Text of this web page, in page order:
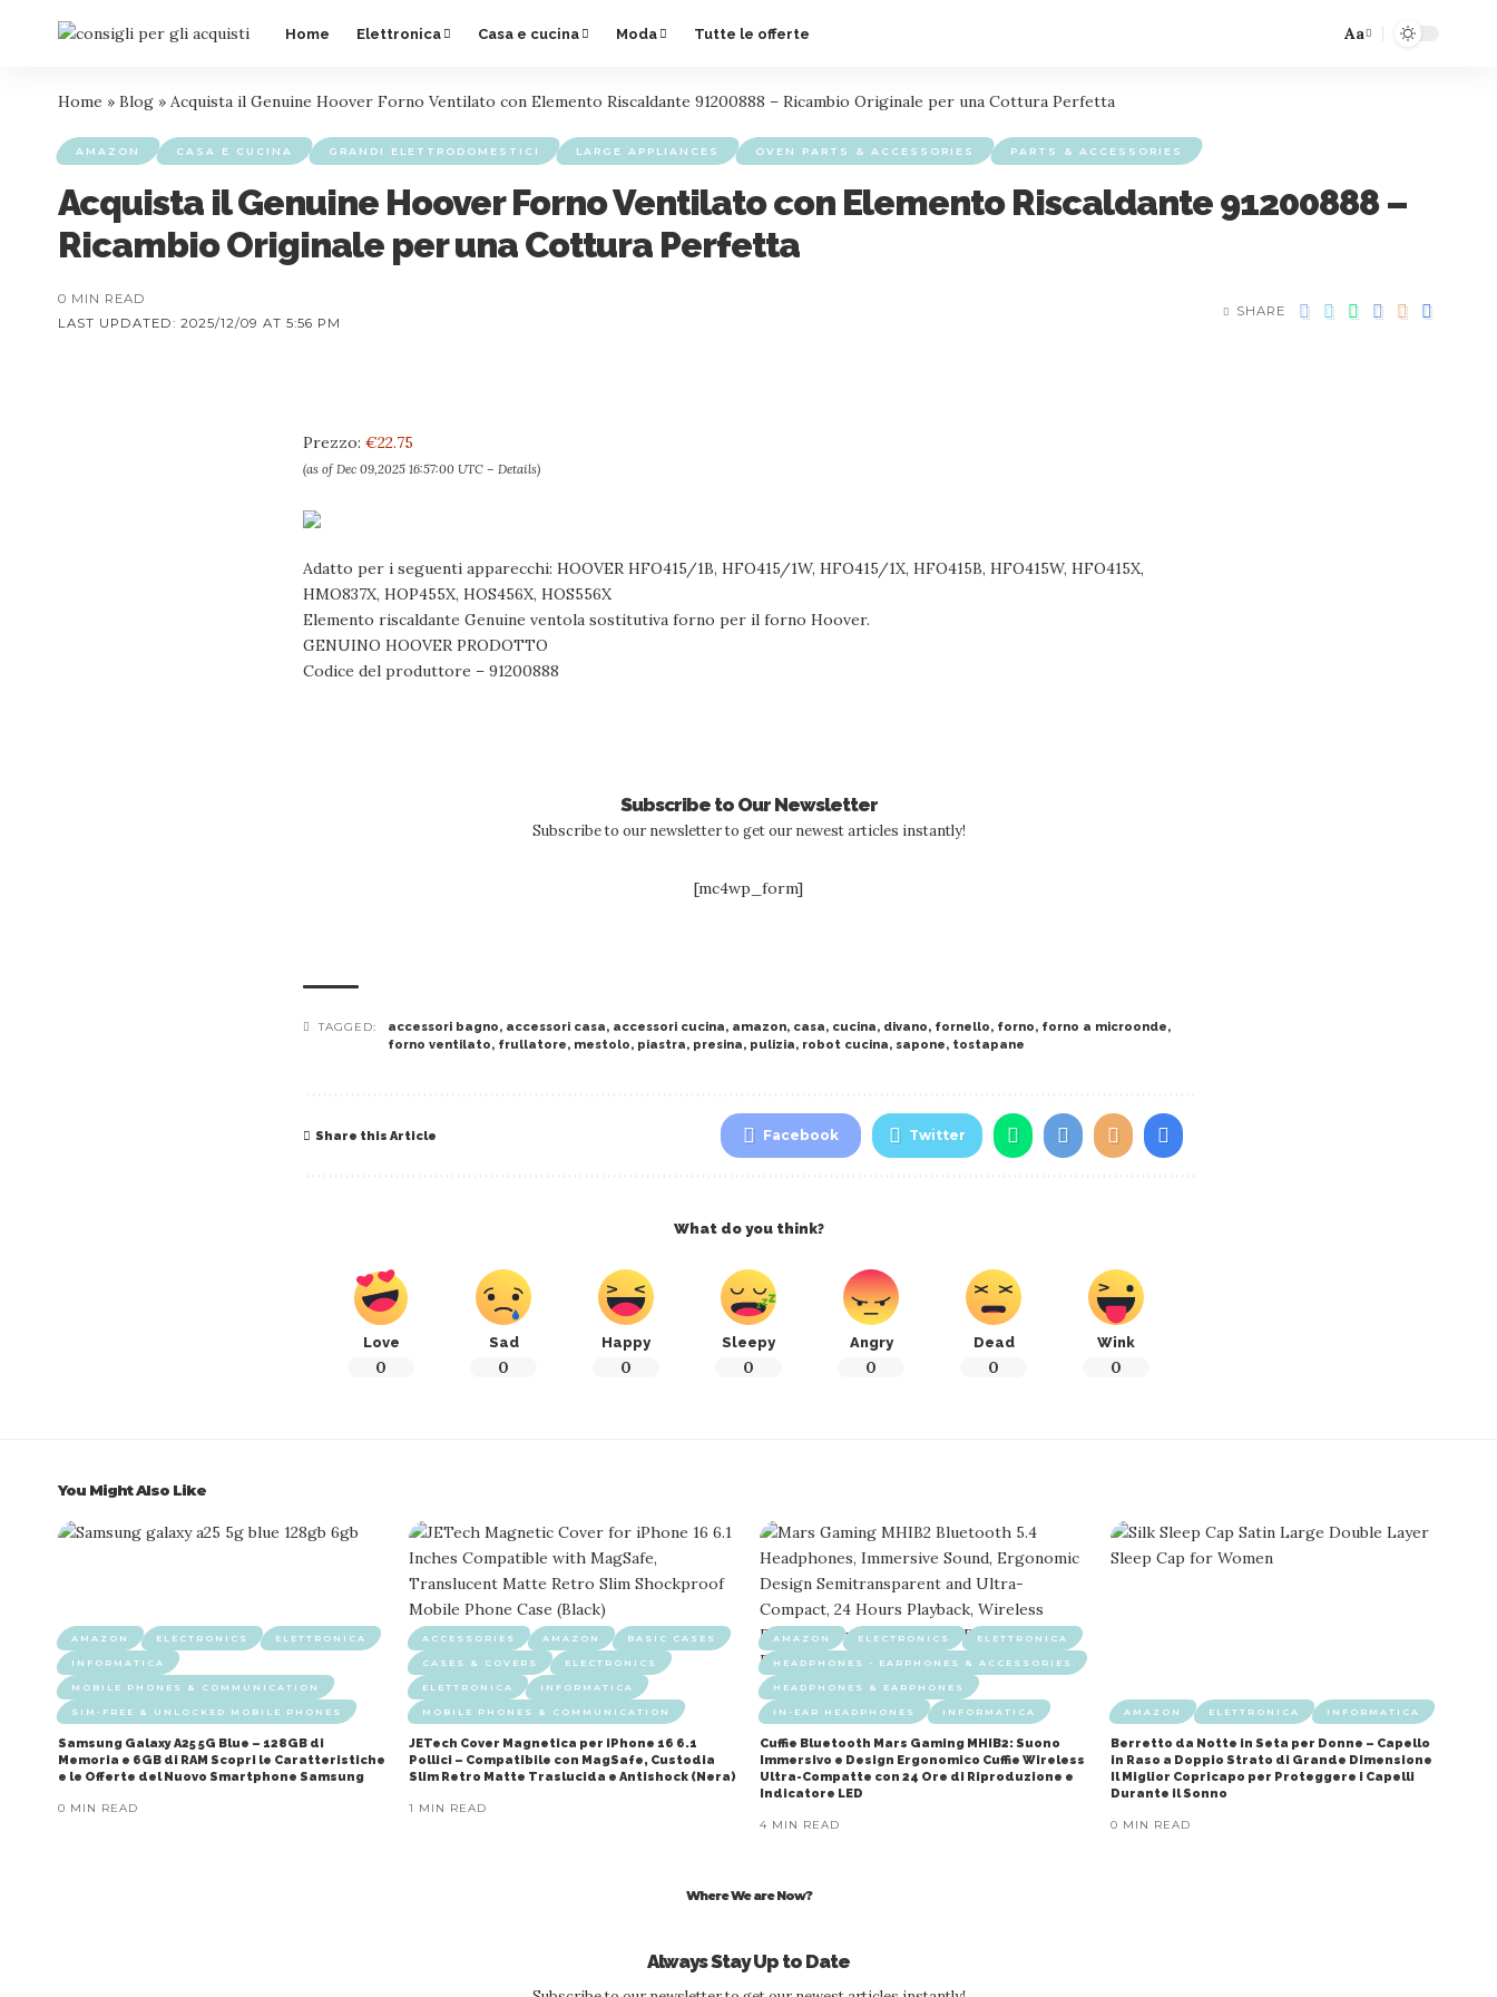
Home Elettronica Casa e cucina Moda Tutte le offerte Aa
Home » Blog » Acquista il Genuine Hoover Forno Ventilato con Elemento Riscaldante 91200888 – Ricambio Originale per una Cottura Perfetta
AMAZON CASA E CUCINA GRANDI ELETTRODOMESTICI LARGE APPLIANCES OVEN PARTS & ACCESSORIES PARTS & ACCESSORIES
Acquista il Genuine Hoover Forno Ventilato con Elemento Riscaldante 91200888 –
Ricambio Originale per una Cottura Perfetta
LAST UPDATED: 2025/12/09 AT 5:56 PM
0 MIN READ
SHARE
Prezzo: €22.75
(as of Dec 09,2025 16:57:00 UTC – Details)
Adatto per i seguenti apparecchi: HOOVER HFO415/1B, HFO415/1W, HFO415/1X, HFO415B, HFO415W, HFO415X,
HMO837X, HOP455X, HOS456X, HOS556X
Elemento riscaldante Genuine ventola sostitutiva forno per il forno Hoover.
GENUINO HOOVER PRODOTTO
Codice del produttore – 91200888
Subscribe to Our Newsletter
Subscribe to our newsletter to get our newest articles instantly!
[mc4wp_form]
TAGGED: accessori bagno, accessori casa, accessori cucina, amazon, casa, cucina, divano, fornello, forno, forno a microonde,
forno ventilato, frullatore, mestolo, piastra, presina, pulizia, robot cucina, sapone, tostapane
Share this Article Facebook Twitter
What do you think?
Love
0
Sad
0
Happy
0
Sleepy
0
Angry
0
Dead
0
Wink
0
You Might Also Like
AMAZON ELECTRONICS ELETTRONICA
INFORMATICA
MOBILE PHONES & COMMUNICATION
SIM-FREE & UNLOCKED MOBILE PHONES
Samsung Galaxy A25 5G Blue – 128GB di
Memoria e 6GB di RAM Scopri le Caratteristiche
e le Offerte del Nuovo Smartphone Samsung
0 MIN READ
ACCESSORIES AMAZON BASIC CASES
CASES & COVERS ELECTRONICS
ELETTRONICA INFORMATICA
MOBILE PHONES & COMMUNICATION
JETech Cover Magnetica per iPhone 16 6.1
Pollici – Compatibile con MagSafe, Custodia
Slim Retro Matte Traslucida e Antishock (Nera)
1 MIN READ
AMAZON ELECTRONICS ELETTRONICA
HEADPHONES - EARPHONES & ACCESSORIES
HEADPHONES & EARPHONES
IN-EAR HEADPHONES INFORMATICA
Cuffie Bluetooth Mars Gaming MHIB2: Suono
Immersivo e Design Ergonomico Cuffie Wireless
Ultra-Compatte con 24 Ore di Riproduzione e
Indicatore LED
4 MIN READ
AMAZON ELETTRONICA INFORMATICA
Berretto da Notte in Seta per Donne – Capello
in Raso a Doppio Strato di Grande Dimensione
Il Miglior Copricapo per Proteggere i Capelli
Durante il Sonno
0 MIN READ
Where We are Now?
Always Stay Up to Date